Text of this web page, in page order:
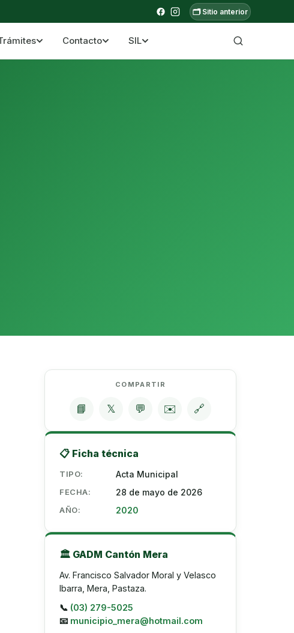
🗂️ Sitio anterior
ecuatoriana
Contacto SIL
COMPARTIR
📘 𝕏 💬 ✉️ 🔗
📋 Ficha técnica
TIPO: Acta Municipal
FECHA: 28 de mayo de 2026
AÑO: 2020
🏛️ GADM Cantón Mera
Av. Francisco Salvador Moral y Velasco
Ibarra, Mera, Pastaza.
📞 (03) 279-5025
📧 municipio_mera@hotmail.com